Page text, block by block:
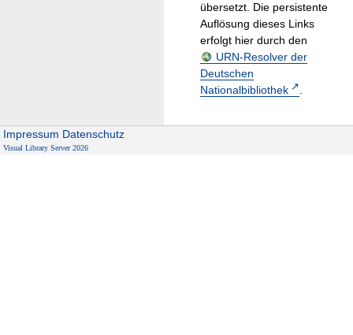
übersetzt. Die persistente
Auflösung dieses Links
erfolgt hier durch den
URN-Resolver der
Deutschen
Nationalbibliothek
.
Impressum Datenschutz
Visual Library Server 2026